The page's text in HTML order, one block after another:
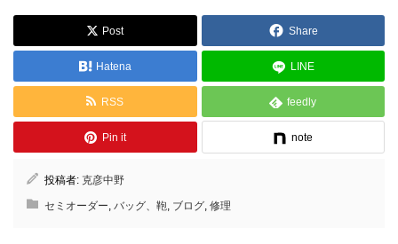
Post Share
Hatena LINE
RSS feedly
Pin it note
投稿者: 克彦中野
セミオーダー, バッグ、鞄, ブログ, 修理